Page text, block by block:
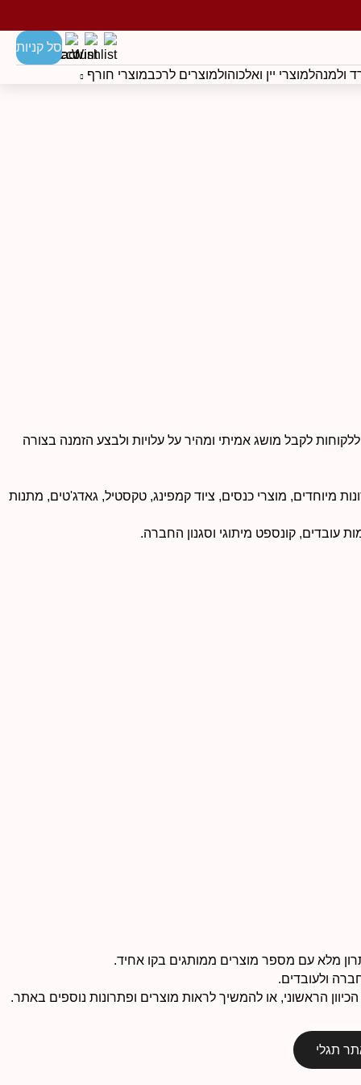
סל קניות
ולמנהלמוצרי יין ואלכוהולמוצרים לרכבמוצרי חורף
לקבל מושג אמיתי ומהיר על עלויות ולבצע הזמנה בצורה
מיוחדים, מוצרי כנסים, ציוד קמפינג, טקסטיל, גאדג'טים, מתנות
קונספט מיתוגי וסגנון החברה.
מלא עם מספר מוצרים ממותגים בקו אחיד.
ולעובדים.
הראשוני, או להמשיך לראות מוצרים ופתרונות נוספים באתר.
תגלי